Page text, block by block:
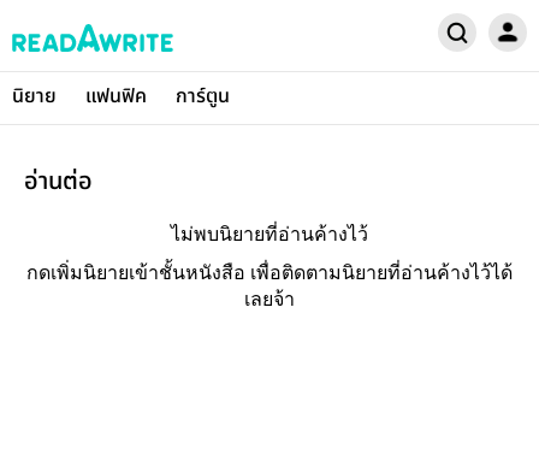
นิยาย แฟนฟิค การ์ตูน
อ่านต่อ
ไม่พบนิยายที่อ่านค้างไว้
กดเพิ่มนิยายเข้าชั้นหนังสือ เพื่อติดตามนิยายที่อ่านค้างไว้ได้
เลยจ้า